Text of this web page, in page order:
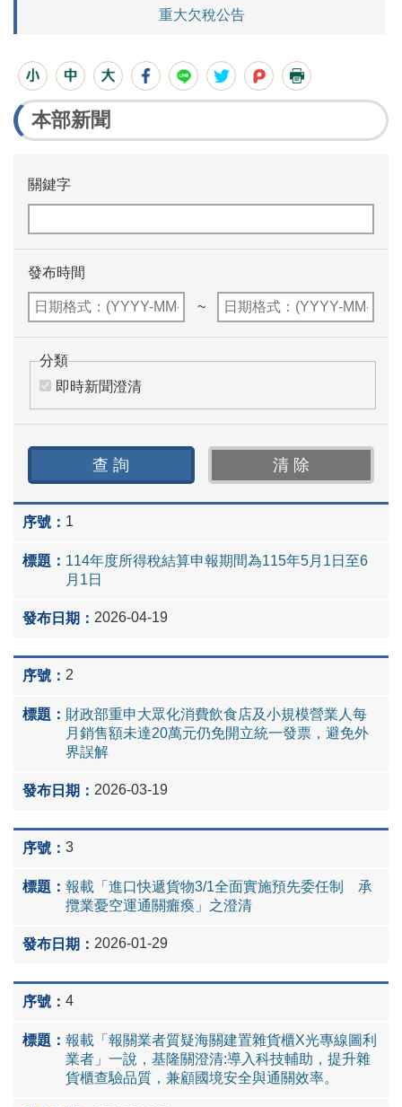
重大欠稅公告
本部新聞
關鍵字
發布時間
~
分類
即時新聞澄清
1
114年度所得稅結算申報期間為115年5月1日至6
月1日
2026-04-19
2
財政部重申大眾化消費飲食店及小規模營業人每
月銷售額未達20萬元仍免開立統一發票，避免外
界誤解
2026-03-19
3
報載「進口快遞貨物3/1全面實施預先委任制 承
攬業憂空運通關癱瘓」之澄清
2026-01-29
4
報載「報關業者質疑海關建置雜貨櫃X光專線圖利
業者」一說，基隆關澄清:導入科技輔助，提升雜
貨櫃查驗品質，兼顧國境安全與通關效率。